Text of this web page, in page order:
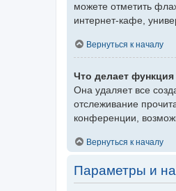
можете отметить
интернет-кафе,
Вернуться к началу
Что делает
Она удаляет все
отслеживание
конференции,
Вернуться к началу
Параметры и